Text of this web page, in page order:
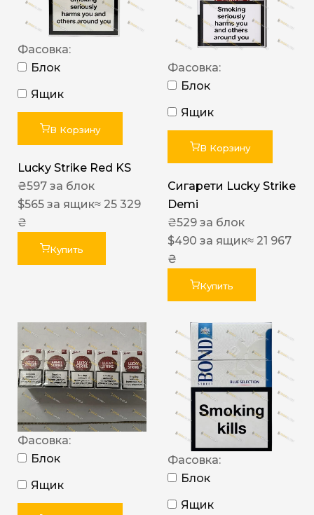
Фасовка:
Блок
Ящик
В Корзину
Lucky Strike Red KS
₴597 за блок
$565 за ящик≈ 25 329
₴
Купить
Фасовка:
Блок
Ящик
В Корзину
Сигарети Lucky Strike
Demi
₴529 за блок
$490 за ящик≈ 21 967
₴
Купить
Фасовка:
Блок
Ящик
Фасовка:
Блок
Ящик